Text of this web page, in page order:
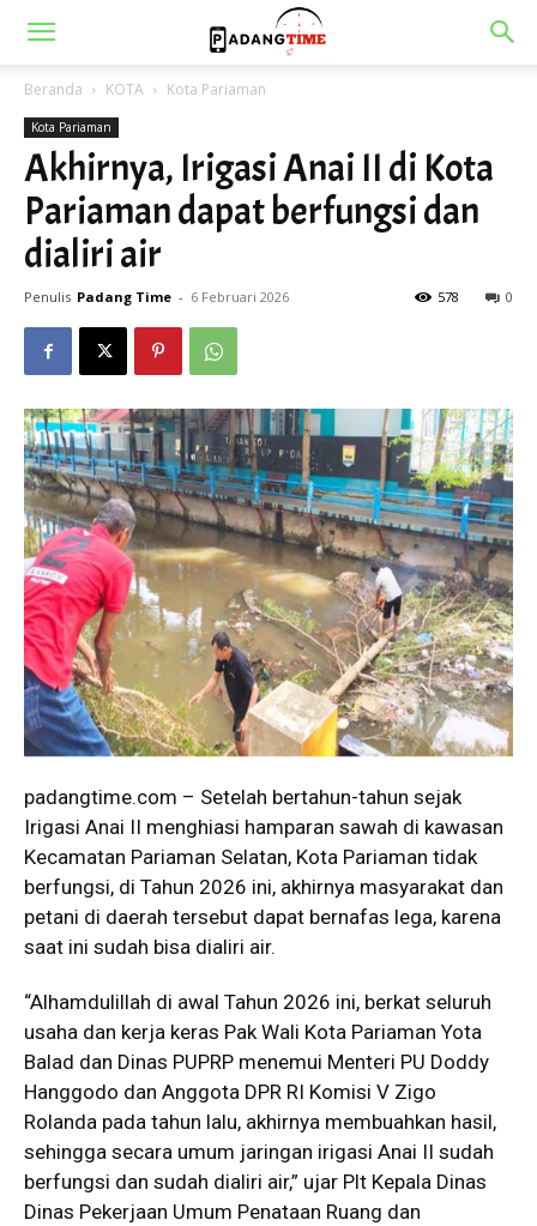
Beranda KOTA Kota Pariaman
Kota Pariaman
Akhirnya, Irigasi Anai II di Kota
Pariaman dapat berfungsi dan
dialiri air
Penulis Padang Time - 6 Februari 2026 0
578
padangtime.com – Setelah bertahun-tahun sejak
Irigasi Anai II menghiasi hamparan sawah di kawasan
Kecamatan Pariaman Selatan, Kota Pariaman tidak
berfungsi, di Tahun 2026 ini, akhirnya masyarakat dan
petani di daerah tersebut dapat bernafas lega, karena
saat ini sudah bisa dialiri air.
“Alhamdulillah di awal Tahun 2026 ini, berkat seluruh
usaha dan kerja keras Pak Wali Kota Pariaman Yota
Balad dan Dinas PUPRP menemui Menteri PU Doddy
Hanggodo dan Anggota DPR RI Komisi V Zigo
Rolanda pada tahun lalu, akhirnya membuahkan hasil,
sehingga secara umum jaringan irigasi Anai II sudah
berfungsi dan sudah dialiri air,” ujar Plt Kepala Dinas
Dinas Pekerjaan Umum Penataan Ruang dan